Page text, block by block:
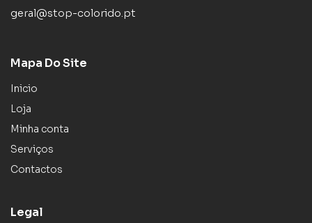
geral@stop-colorido.pt
Mapa Do Site
Inicio
Loja
Minha conta
Serviços
Contactos
Legal